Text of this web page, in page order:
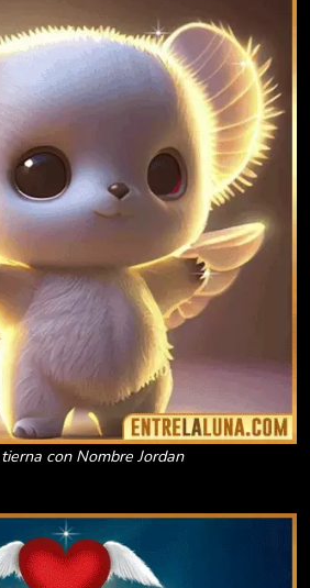
con Nombre Jordan